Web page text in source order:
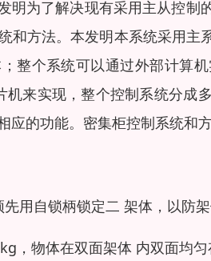
明为了解决现有采用主从控
和方法。本发明本系统采用
整个系统可以通过外部计算
来实现，整个控制系统分成
应的功能。密集柜控制系统和
用自锁柄锁定二 架体，以防
，物体在双面架体 内双面均